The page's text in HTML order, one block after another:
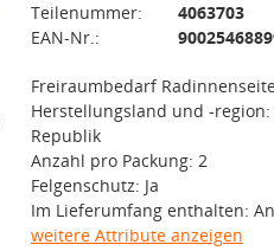
Teilenummer:
4063703
EAN-Nr.:
Freiraumbedarf
Herstellungsland und -region:
Republik
Anzahl pro Packung: 2
Felgenschutz: Ja
Im Lieferumfang enthalten:
weitere Attribute anzeigen